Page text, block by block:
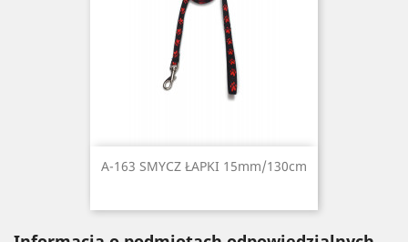
A-163 SMYCZ ŁAPKI 15mm/130cm